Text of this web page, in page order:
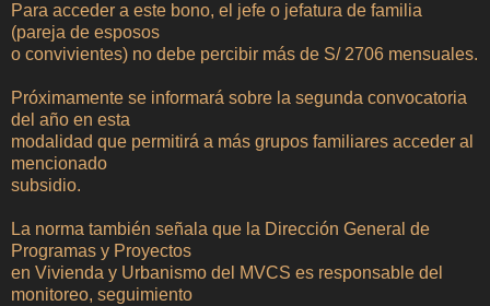
Para acceder a este bono, el jefe o jefatura de familia
(pareja de esposos
o convivientes) no debe percibir más de S/ 2706 mensuales.
Próximamente se informará sobre la segunda convocatoria
del año en esta
modalidad que permitirá a más grupos familiares acceder al
mencionado
subsidio.
La norma también señala que la Dirección General de
Programas y Proyectos
en Vivienda y Urbanismo del MVCS es responsable del
monitoreo, seguimiento